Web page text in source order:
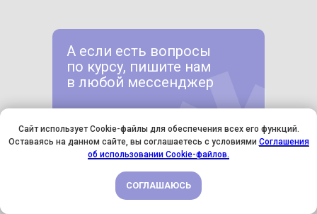
А если есть вопросы
по курсу, пишите нам
в любой мессенджер
У НАС ДЕНЬ РОЖДЕНИЯ! ВСЕМ СКИДКИ НА ОБУЧЕНИЕ!
ПОДРОБНЕЕ
Сайт использует Cookie-файлы для обеспечения всех его функций.
Оставаясь на данном сайте, вы соглашаетесь с условиями Соглашения
об использовании Cookie-файлов.
СОГЛАШАЮСЬ